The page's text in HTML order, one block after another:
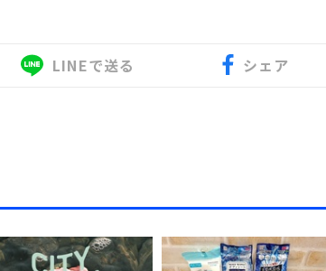
LINEで送る シェア